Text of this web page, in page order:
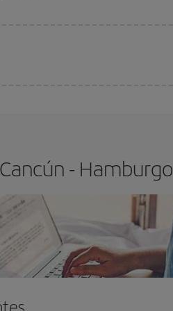
Hamburgo-dest
- Hamburgo